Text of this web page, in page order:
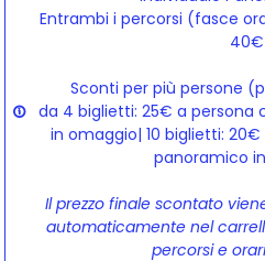
Entrambi i percorsi (fasce
40€
Sconti per più persone
da 4 biglietti: 25€ a persona
in omaggio| 10 biglietti:
panoramico
Il prezzo finale scontato
automaticamente nel
percorsi e